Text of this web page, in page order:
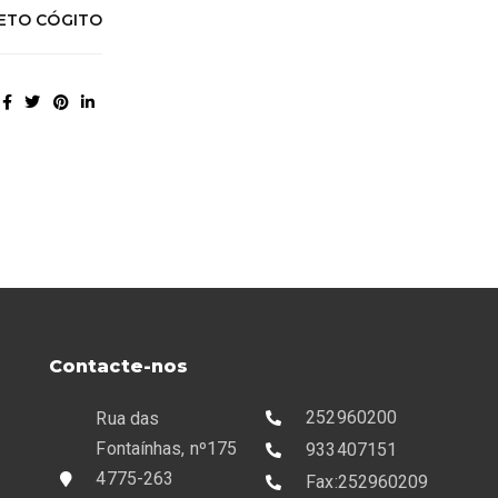
CÓGITO
Contacte-nos
Rua das
Fontaínhas, nº175
4775-263
252960200
933407151
Fax:252960209